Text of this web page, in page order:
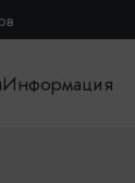
Информация